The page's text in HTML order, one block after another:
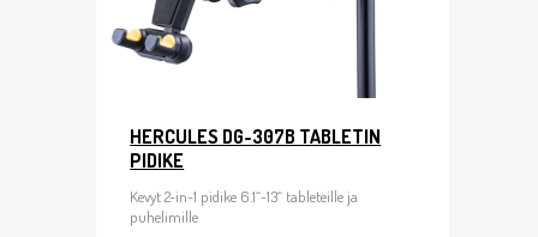
HERCULES DG-307B TABLETIN
PIDIKE
Kevyt 2-in-1 pidike 6.1“-13“ tableteille ja
puhelimille